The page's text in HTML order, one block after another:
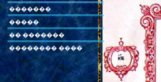
�������
�����
�� �������
�������� ����